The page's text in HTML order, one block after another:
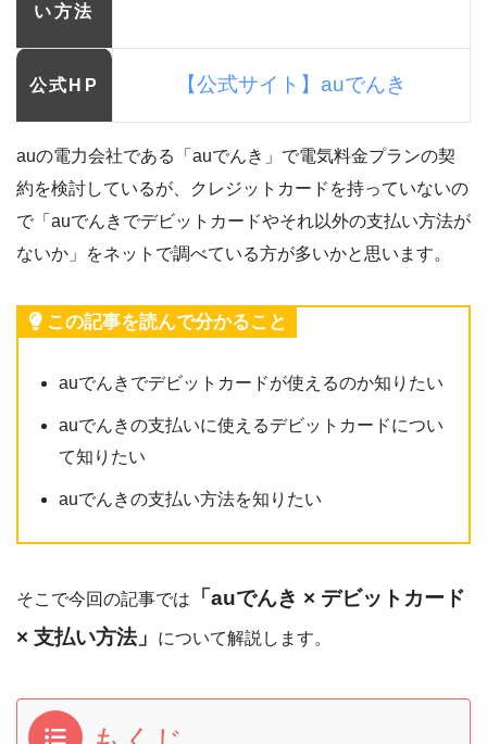
い方法
公式HP 【公式サイト】auでんき
auの電力会社である「auでんき」で電気料金プランの契
約を検討しているが、クレジットカードを持っていないの
で「auでんきでデビットカードやそれ以外の支払い方法が
ないか」をネットで調べている方が多いかと思います。
この記事を読んで分かること
auでんきでデビットカードが使えるのか知りたい
auでんきの支払いに使えるデビットカードについ
て知りたい
auでんきの支払い方法を知りたい
そこで今回の記事では
「auでんき × デビットカード
× 支払い方法」
について解説します。